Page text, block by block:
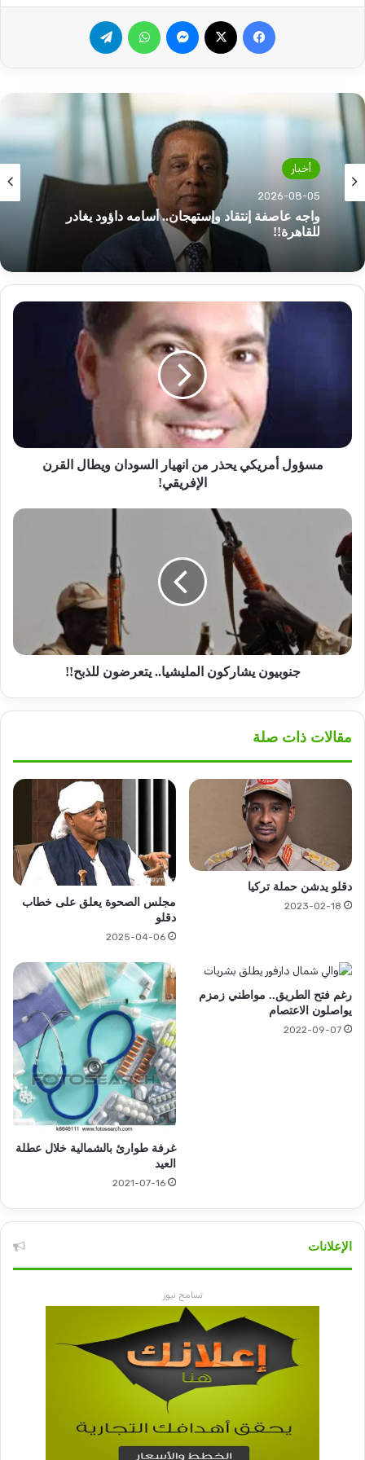
فيسبوك ماسنجر واتساب
أخبار
2026-08-05
واجه عاصفة إنتقاد وإستهجان.. أسامه داؤود يغادر
أخبار
2026-08-05
وزارة الصحة بولاية الجزيرة تكشف تفاصيل حريق
مستشفى مدني
مسؤول
الإفريقي!
مسؤول أمريكي يحذر من انهيار السودان ويطال القرن
الإفريقي!
جنوبيون
يشاركون
المليشيا..
يتعرضون
للذبح!!
جنوبيون يشاركون المليشيا.. يتعرضون للذبح!!
مقالات ذات صلة
دقلو يدشن حملة تركيا
2023-02-18
مجلس الصحوة يعلق على خطاب
دقلو
2025-04-06
رغم فتح الطريق.. مواطني زمزم
يواصلون الاعتصام
2022-09-07
غرفة طوارئ بالشمالية خلال عطلة
العيد
2021-07-16
الإعلانات
تسامح نيوز